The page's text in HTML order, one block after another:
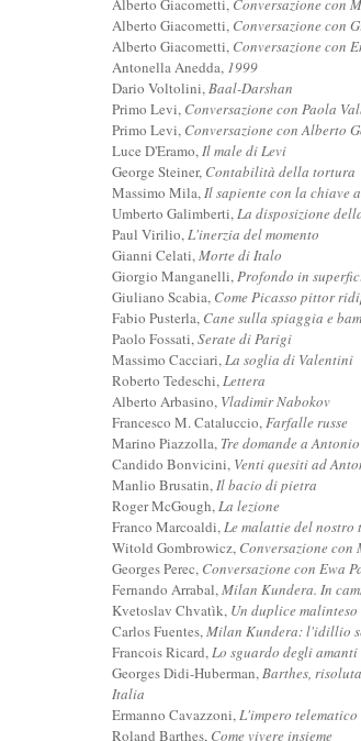
Alberto Giacometti, Conversazione con
Alberto Giacometti, Conversazione con
Alberto Giacometti, Conversazione con
Antonella Anedda, 1999
Dario Voltolini,Baal-Darshan
Primo Levi, Conversazione con Paola
Primo Levi, Conversazione con Alberto
Luce D'Eramo,Il male di Levi
George Steiner, Contabilità della tortura
Massimo Mila,Il sapiente con la chiave
Umberto Galimberti,La disposizione
Paul Virilio,L'inerzia del momento
Gianni Celati,Morte di Italo
Giorgio Manganelli,Profondo in
Giuliano Scabia, Come Picasso pittor
Fabio Pusterla, Cane sulla spiaggia e
Paolo Fossati,Serate di Parigi
Massimo Cacciari,La soglia di Valentini
Roberto Tedeschi,Lettera
Alberto Arbasino, Vladimir Nabokov
Francesco M. Cataluccio,Farfalle russe
Marino Piazzolla, Tre domande a
Candido Bonvicini, Venti quesiti ad
Manlio Brusatin,Il bacio di pietra
Roger McGough,La lezione
Franco Marcoaldi,Le malattie del nostro
Witold Gombrowicz, Conversazione con
Georges Perec, Conversazione con Ewa
Fernando Arrabal,Milan Kundera. In
Kvetoslav Chvatìk, Un duplice malinteso
Carlos Fuentes,Milan Kundera: l'idillio
Francois Ricard,Lo sguardo degli amanti
Georges Didi-Huberman,Barthes,
Italia
Ermanno Cavazzoni,L'impero telematico
Roland Barthes, Come vivere insieme